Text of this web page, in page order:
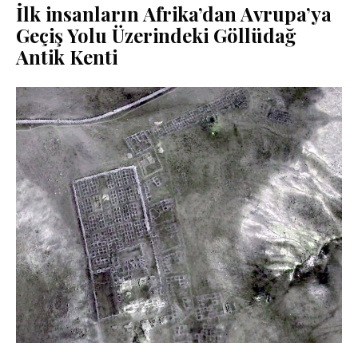
İlk insanların Afrika’dan Avrupa’ya
Geçiş Yolu Üzerindeki Göllüdağ
Antik Kenti